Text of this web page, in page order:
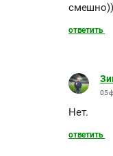
ответить
05
Нет.
ответить